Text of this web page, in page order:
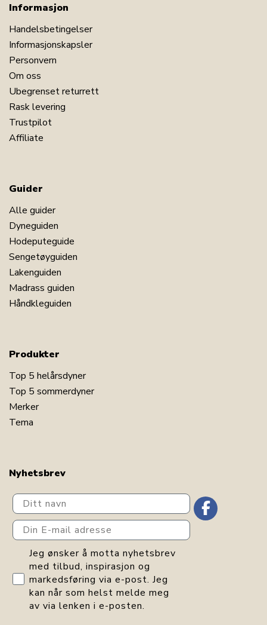
Informasjon
Handelsbetingelser
Informasjonskapsler
Personvern
Om oss
Ubegrenset returrett
Rask levering
Trustpilot
Affiliate
Guider
Alle guider
Dyneguiden
Hodeputeguide
Sengetøyguiden
Lakenguiden
Madrass guiden
Håndkleguiden
Produkter
Top 5 helårsdyner
Top 5 sommerdyner
Merker
Tema
Nyhetsbrev
Ditt navn
Din E-mail adresse
GDPR consent
Jeg ønsker å motta nyhetsbrev
med tilbud, inspirasjon og
markedsføring via e-post. Jeg
kan når som helst melde meg
av via lenken i e-posten.